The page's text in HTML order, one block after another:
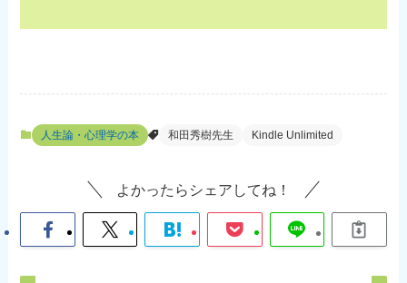
人生論・心理学の本 和田秀樹先生 Kindle Unlimited
よかったらシェアしてね！